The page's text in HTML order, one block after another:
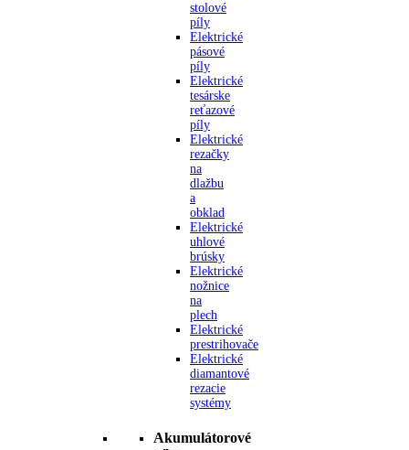
stolové
píly
Elektrické
pásové
píly
Elektrické
tesárske
reťazové
píly
Elektrické
rezačky
na
dlažbu
a
obklad
Elektrické
uhlové
brúsky
Elektrické
nožnice
na
plech
Elektrické
prestrihovače
Elektrické
diamantové
rezacie
systémy
Akumulátorové